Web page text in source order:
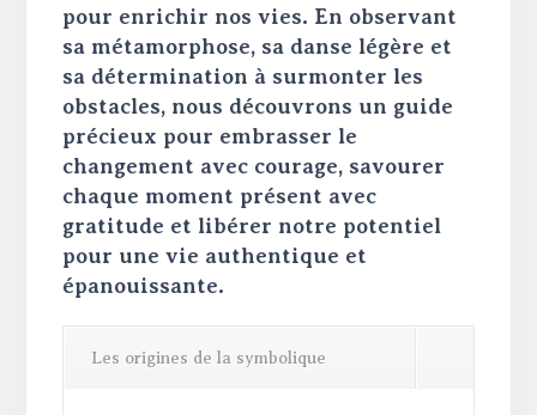
pour enrichir nos vies. En observant
sa métamorphose, sa danse légère et
sa détermination à surmonter les
obstacles, nous découvrons un guide
précieux pour embrasser le
changement avec courage, savourer
chaque moment présent avec
gratitude et libérer notre potentiel
pour une vie authentique et
épanouissante.
Les origines de la symbolique